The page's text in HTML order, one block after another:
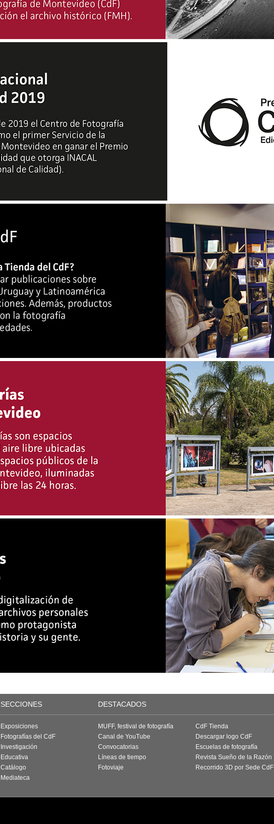
SECCIONES DESTACADOS
Exposiciones
Fotografías del CdF
Investigación
Educativa
Catálogo
Mediateca
MUFF, festival de fotografía
Canal de YouTube
Convocatorias
Líneas de tiempo
Fotoviaje
CdF Tienda
Descargar logo CdF
Escuelas de fotografía
Revista Sueño de la Razón
Recorrido 3D por Sede CdF